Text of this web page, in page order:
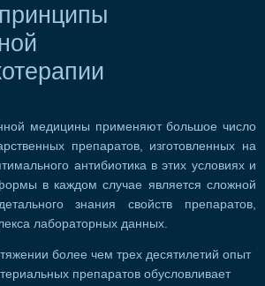
медицины применяют большое число
препаратов, изготовленных на
антибиотика в этих условиях и
в каждом случае является сложной
знания свойств препаратов,
лабораторных данных.
более чем трех десятилетий опыт
препаратов обусловливает